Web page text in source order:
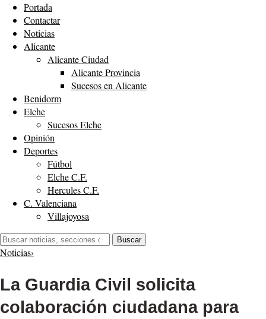
Portada
Contactar
Noticias
Alicante
Alicante Ciudad
Alicante Provincia
Sucesos en Alicante
Benidorm
Elche
Sucesos Elche
Opinión
Deportes
Fútbol
Elche C.F.
Hercules C.F.
C. Valenciana
Villajoyosa
Buscar:
Buscar
Noticias›
La Guardia Civil solicita
colaboración ciudadana para